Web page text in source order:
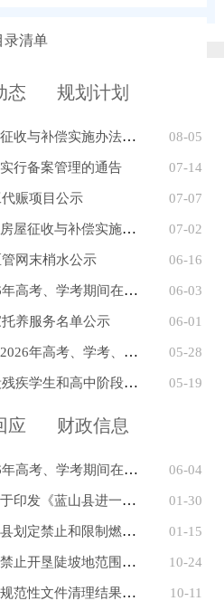
录清单
态 规划计划
偿实施办法》（征求意见... 08-05
行备案管理的通告 07-14
赈项目公示 07-07
补偿实施办法（征求意... 07-02
网末梢水公示 06-16
考期间在特定区域临时... 06-03
养服务名单公示 06-01
、学考、中考期间考点... 05-28
高中阶段贫困残疾人家... 05-19
应 财政信息
考期间在特定区域临时... 06-04
山县进一步促进房地产... 01-30
和限制燃放烟花爆竹区... 01-15
垦陡坡地范围的公告 10-24
文件清理结果的通知 10-11